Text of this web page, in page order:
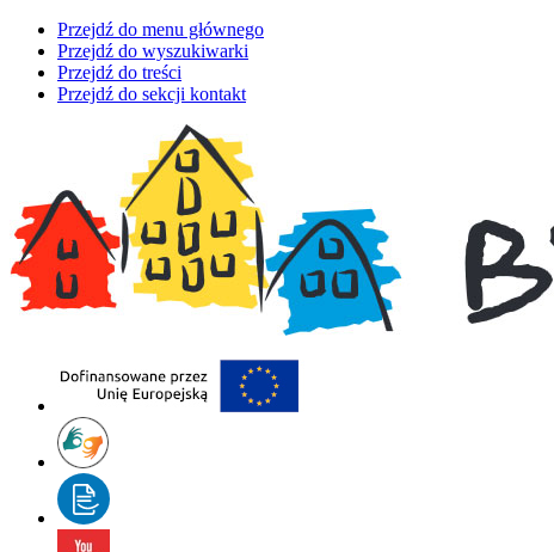
Przejdź do menu głównego
Przejdź do wyszukiwarki
Przejdź do treści
Przejdź do sekcji kontakt